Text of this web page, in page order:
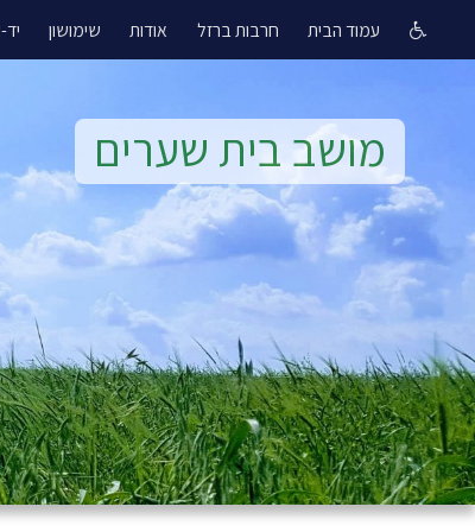
עמוד הבית חרבות ברזל אודות שימושון יד-2
מושב בית שערים